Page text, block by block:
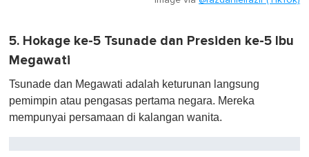
5. Hokage ke-5 Tsunade dan Presiden ke-5 Ibu
Megawati
Tsunade dan Megawati adalah keturunan langsung
pemimpin atau pengasas pertama negara. Mereka
mempunyai persamaan di kalangan wanita.